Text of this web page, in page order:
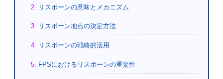
リスポーンの意味とメカニズム
リスポーン地点の決定方法
リスポーンの戦略的活用
FPSにおけるリスポーンの重要性